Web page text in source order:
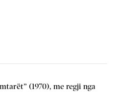
(1970), me regji nga